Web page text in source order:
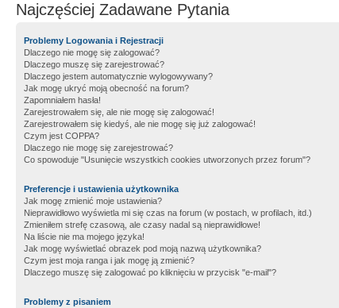
Najczęściej Zadawane Pytania
Problemy Logowania i Rejestracji
Dlaczego nie mogę się zalogować?
Dlaczego muszę się zarejestrować?
Dlaczego jestem automatycznie wylogowywany?
Jak mogę ukryć moją obecność na forum?
Zapomniałem hasła!
Zarejestrowałem się, ale nie mogę się zalogować!
Zarejestrowałem się kiedyś, ale nie mogę się już zalogować!
Czym jest COPPA?
Dlaczego nie mogę się zarejestrować?
Co spowoduje "Usunięcie wszystkich cookies utworzonych przez forum"?
Preferencje i ustawienia użytkownika
Jak mogę zmienić moje ustawienia?
Nieprawidłowo wyświetla mi się czas na forum (w postach, w profilach, itd.)
Zmieniłem strefę czasową, ale czasy nadal są nieprawidłowe!
Na liście nie ma mojego języka!
Jak mogę wyświetlać obrazek pod moją nazwą użytkownika?
Czym jest moja ranga i jak mogę ją zmienić?
Dlaczego muszę się zalogować po kliknięciu w przycisk "e-mail"?
Problemy z pisaniem